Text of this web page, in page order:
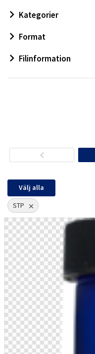
Kategorier
Format
Filinformation
Välj alla
STP